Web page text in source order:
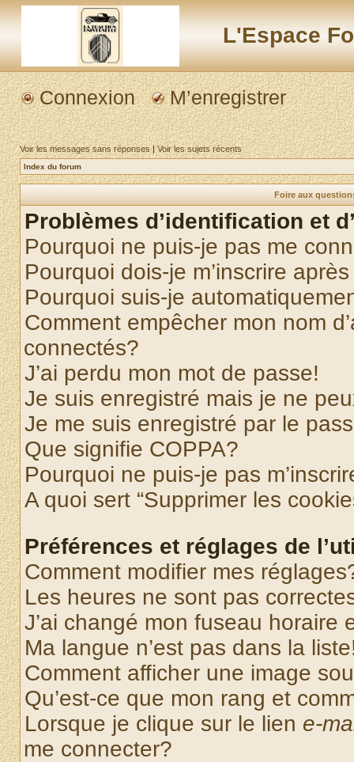
L'Espace
Connexion M’enregistrer
Voir les messages sans réponses|Voir les sujets récents
Index du forum
Foire aux
Problèmes d’identification et
Pourquoi ne puis-je pas me
Pourquoi dois-je m’inscrire
Pourquoi suis-je
Comment empêcher mon nom
connectés?
J’ai perdu mon mot de passe!
Je suis enregistré mais je ne
Je me suis enregistré par le
Que signifie COPPA?
Pourquoi ne puis-je pas
A quoi sert “Supprimer les
Préférences et réglages de
Comment modifier mes
Les heures ne sont pas
J’ai changé mon fuseau horaire
Ma langue n’est pas dans la
Comment afficher une image
Qu’est-ce que mon rang et
Lorsque je clique sur le lien e-
me connecter?